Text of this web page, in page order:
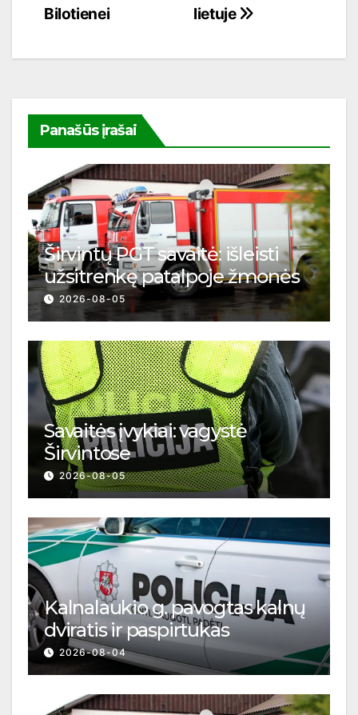
tarp
įrašų
lietuje
Bilotienei
Panašūs įrašai
Širvintų PGT savaitė: išleisti
užsitrenkę patalpoje žmonės
2026-08-05
Savaitės įvykiai: vagystė
Širvintose
2026-08-05
Kalnalaukio g. pavogtas kalnų
dviratis ir paspirtukas
2026-08-04